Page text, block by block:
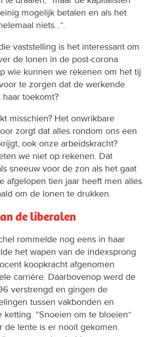
mogelijk betalen en als het
niets...”.
vaststelling is het interessant om
de lonen in de post-corona
wie kunnen we rekenen om het tij
te zorgen dat de werkende
haar toekomt?
misschien? Het onwrikbare
zorgt dat alles rondom ons een
ook onze arbeidskracht?
we niet op rekenen. Dat
sneeuw voor de zon als het gaat
afgelopen tien jaar heeft men alles
om de lonen te drukken.
de liberalen
rommelde nog eens in haar
het wapen van de indexsprong
koopkracht afgenomen
carrière. Daarbovenop werd de
verstrengd en gingen de
tussen vakbonden en
ketting. “Snoeien om te bloeien”
de lente is er nooit gekomen.